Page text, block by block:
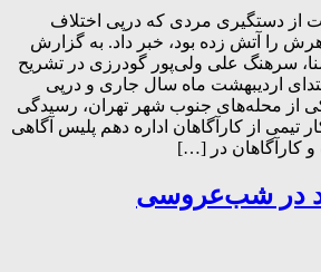
از دستگیری مردی که درپی اختلاف
را آتش زده بود، خبر داد. به گزارش
سرهنگ علی ولی‌پور گودرزی در تشریح
اردیبهشت ماه سال جاری و درپی
از محله‌های جنوب شهر تهران، رسیدگی
تیمی از کارآگاهان اداره دهم پلیس آگاهی
کارآگاهان در […]
در شب‌عروسی